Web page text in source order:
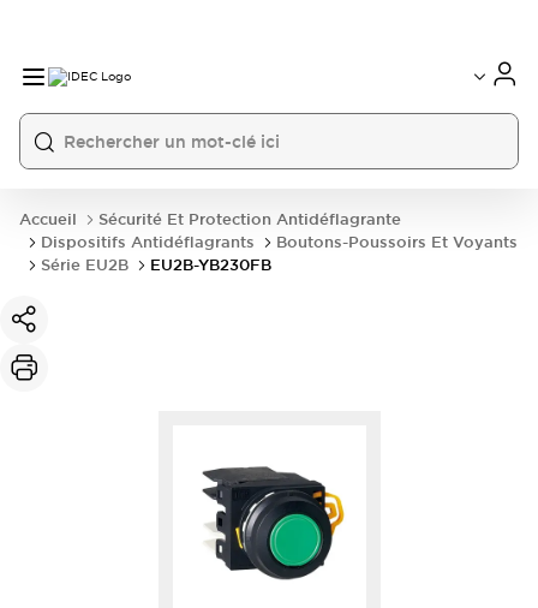
Accueil
Sécurité Et Protection Antidéflagrante
Dispositifs Antidéflagrants
Boutons-Poussoirs Et Voyants
Série EU2B
EU2B-YB230FB